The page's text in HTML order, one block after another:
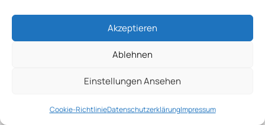
Akzeptieren
Ablehnen
Einstellungen Ansehen
Cookie-RichtlinieDatenschutzerklärungImpressum
InHalstenbekbleibt auch in der kalten Jahreszeit
der Winterdienst ein wichtiger Aspekt, um die
Sicherheit und Zugänglichkeit der Straßen zu
an erster Stelle, und wir sind bereit, die
meistern.